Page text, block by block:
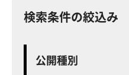
検索条件の絞込み
公開種別